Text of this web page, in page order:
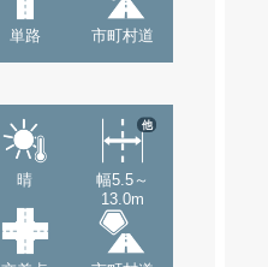
単路 市町村道
晴
幅5.5～
13.0m
他